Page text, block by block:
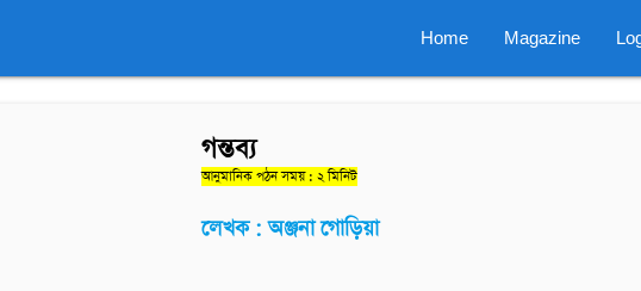
Home Magazine
গন্তব্য
আনুমানিক পঠন সময় : ২ মিনিট
লেখক : অঞ্জনা গোড়িয়া